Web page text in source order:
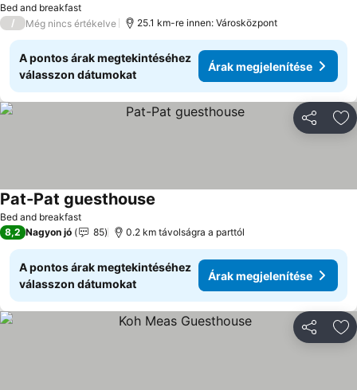
Bed and breakfast
/ Még nincs értékelve 25.1 km-re innen: Városközpont
A pontos árak megtekintéséhez
válasszon dátumokat
Árak megjelenítése
Bed and breakfast
Pat-Pat guesthouse
8,2 Nagyon jó 85 0.2 km távolságra a parttól
A pontos árak megtekintéséhez
válasszon dátumokat
Árak megjelenítése